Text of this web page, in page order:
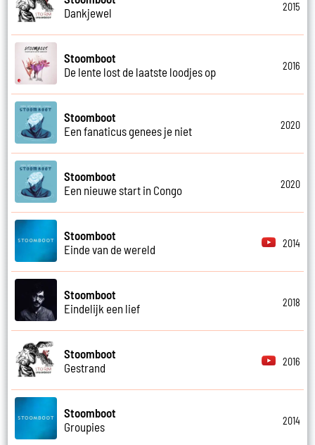
Dankjewel
2015
Stoomboot
De lente lost de laatste loodjes op
2016
Stoomboot
Een fanaticus genees je niet
2020
Stoomboot
Een nieuwe start in Congo
2020
Stoomboot
Einde van de wereld
2014
Stoomboot
Eindelijk een lief
2018
Stoomboot
Gestrand
2016
Stoomboot
Groupies
2014